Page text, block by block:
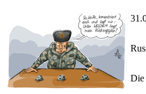
Die